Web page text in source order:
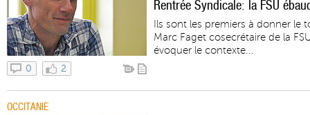
0 2
Rentrée Syndicale: la FSU
Ils sont les premiers à donner le
Marc Faget cosecrétaire de la
évoquer le contexte...
OCCITANIE